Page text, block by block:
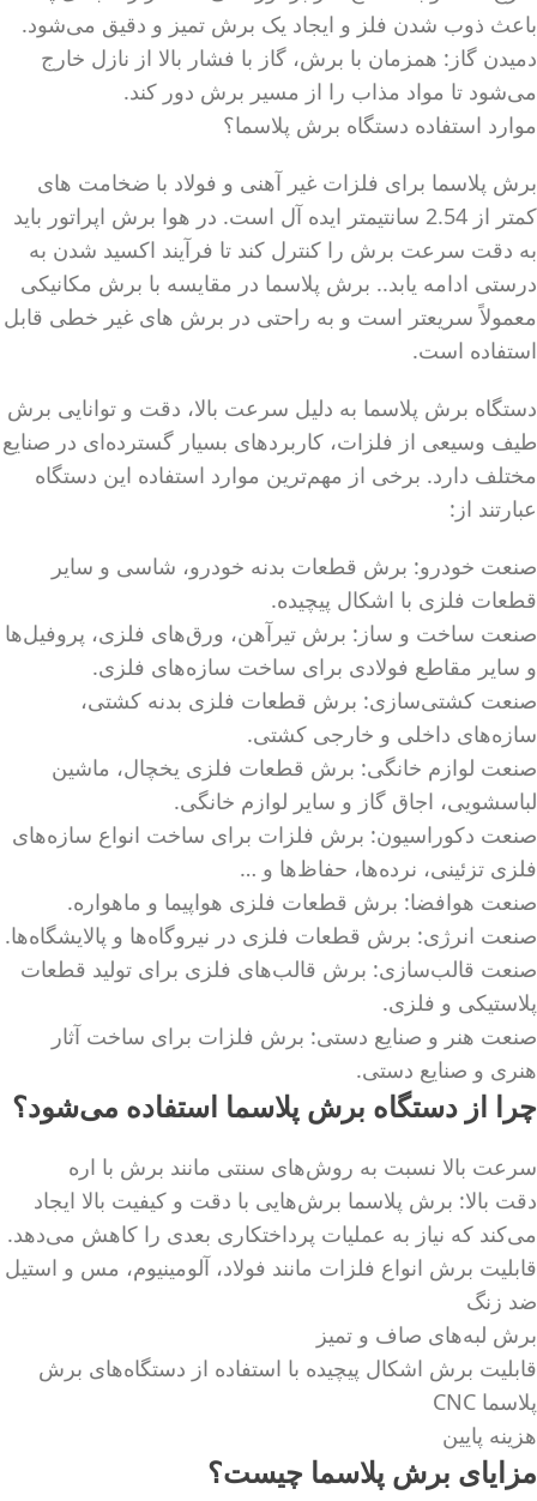
باعث ذوب شدن فلز و ایجاد یک برش تمیز و دقیق می‌شود.
دمیدن گاز: همزمان با برش، گاز با فشار بالا از نازل خارج
می‌شود تا مواد مذاب را از مسیر برش دور کند.
موارد استفاده دستگاه برش پلاسما؟
برش پلاسما برای فلزات غیر آهنی و فولاد با ضخامت های
کمتر از 2.54 سانتیمتر ایده آل است. در هوا برش اپراتور باید
به دقت سرعت برش را کنترل کند تا فرآیند اکسید شدن به
درستی ادامه یابد.. برش پلاسما در مقایسه با برش مکانیکی
معمولاً سریع­تر است و به راحتی در برش­ های غیر خطی قابل
استفاده است.
دستگاه برش پلاسما به دلیل سرعت بالا، دقت و توانایی برش
طیف وسیعی از فلزات، کاربردهای بسیار گسترده‌ای در صنایع
مختلف دارد. برخی از مهم‌ترین موارد استفاده این دستگاه
عبارتند از:
صنعت خودرو: برش قطعات بدنه خودرو، شاسی و سایر
قطعات فلزی با اشکال پیچیده.
صنعت ساخت و ساز: برش تیرآهن، ورق‌های فلزی، پروفیل‌ها
و سایر مقاطع فولادی برای ساخت سازه‌های فلزی.
صنعت کشتی‌سازی: برش قطعات فلزی بدنه کشتی،
سازه‌های داخلی و خارجی کشتی.
صنعت لوازم خانگی: برش قطعات فلزی یخچال، ماشین
لباسشویی، اجاق گاز و سایر لوازم خانگی.
صنعت دکوراسیون: برش فلزات برای ساخت انواع سازه‌های
فلزی تزئینی، نرده‌ها، حفاظ‌ها و …
صنعت هوافضا: برش قطعات فلزی هواپیما و ماهواره.
صنعت انرژی: برش قطعات فلزی در نیروگاه‌ها و پالایشگاه‌ها.
صنعت قالب‌سازی: برش قالب‌های فلزی برای تولید قطعات
پلاستیکی و فلزی.
صنعت هنر و صنایع دستی: برش فلزات برای ساخت آثار
هنری و صنایع دستی.
چرا از دستگاه برش پلاسما استفاده می‌شود؟
سرعت بالا نسبت به روش‌های سنتی مانند برش با اره
دقت بالا: برش پلاسما برش‌هایی با دقت و کیفیت بالا ایجاد
می‌کند که نیاز به عملیات پرداختکاری بعدی را کاهش می‌دهد.
قابلیت برش انواع فلزات مانند فولاد، آلومینیوم، مس و استیل
ضد زنگ
برش لبه‌های صاف و تمیز
قابلیت برش اشکال پیچیده با استفاده از دستگاه‌های برش
پلاسما CNC
هزینه پایین
مزایای برش پلاسما چیست؟